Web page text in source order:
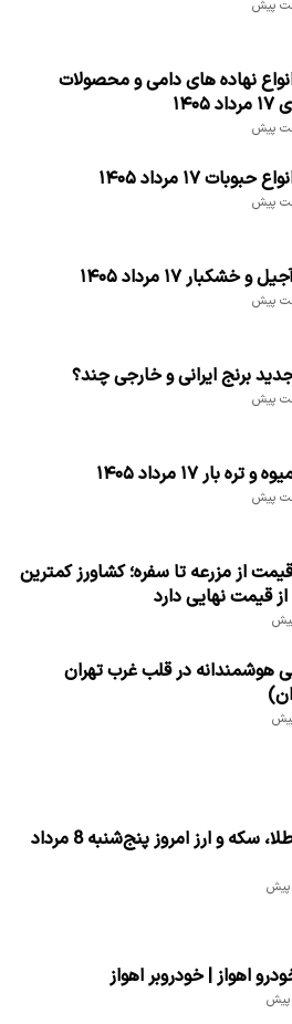
نهاده های دامی و محصولات
۱۷ مرداد ۱۴۰۵
خشکبار ۱۷ مرداد ۱۴۰۵
برنج ایرانی و خارجی چند؟
بار ۱۷ مرداد ۱۴۰۵
از مزرعه تا سفره؛ کشاورز کمترین
قیمت نهایی دارد
هوشمندانه در قلب غرب تهران
قیمت طلا، سکه و ارز امروز پنج‌شنبه 8 مرداد
اهواز | خودروبر اهواز